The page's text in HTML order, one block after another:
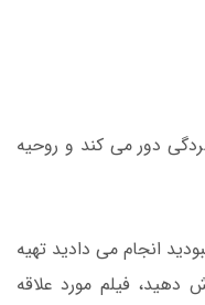
دور می کند و روحیه
انجام می دادید تهیه
دهید، فیلم مورد علاقه